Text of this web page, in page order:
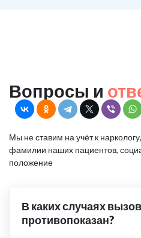
Вопросы и
Мы не ставим на учёт к
фамилии наших пациентов,
положение
В каких случаях
противопоказан?